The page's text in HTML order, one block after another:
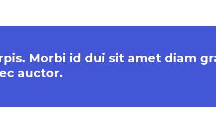
Morbi id dui sit amet diam
auctor.